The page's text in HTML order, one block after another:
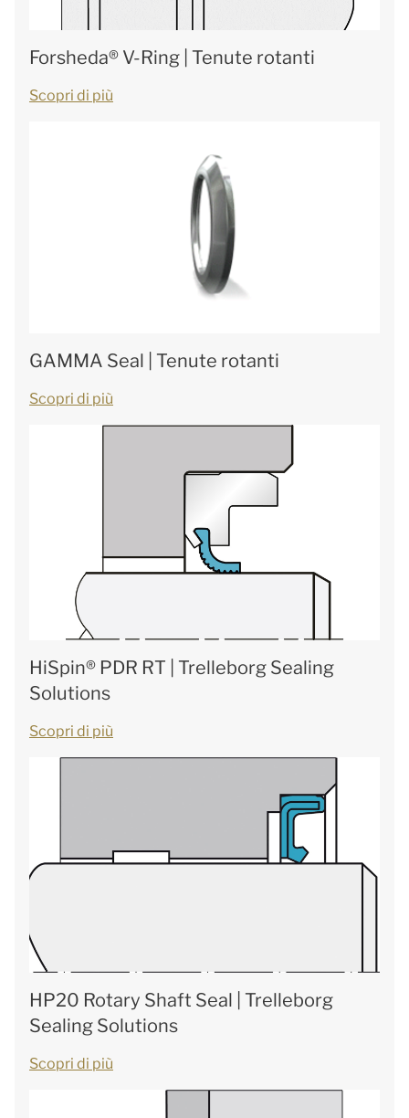
Forsheda® V-Ring | Tenute rotanti
Scopri di più
GAMMA Seal | Tenute rotanti
Scopri di più
HiSpin® PDR RT | Trelleborg Sealing
Solutions
Scopri di più
HP20 Rotary Shaft Seal | Trelleborg
Sealing Solutions
Scopri di più